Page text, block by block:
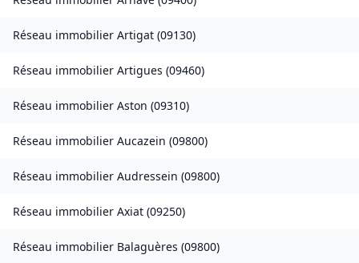
Réseau immobilier Artigat (09130)
Réseau immobilier Artigues (09460)
Réseau immobilier Aston (09310)
Réseau immobilier Aucazein (09800)
Réseau immobilier Audressein (09800)
Réseau immobilier Axiat (09250)
Réseau immobilier Balaguères (09800)